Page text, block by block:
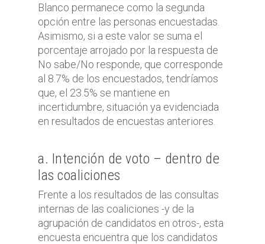
Blanco permanece como la segunda
opción entre las personas encuestadas.
Asimismo, si a este valor se suma el
porcentaje arrojado por la respuesta de
No sabe/No responde, que corresponde
al 8.7% de los encuestados, tendríamos
que, el 23.5% se mantiene en
incertidumbre, situación ya evidenciada
en resultados de encuestas anteriores.
a. Intención de voto – dentro de
las coaliciones
Frente a los resultados de las consultas
internas de las coaliciones -y de la
agrupación de candidatos en otros-, esta
encuesta encuentra que los candidatos